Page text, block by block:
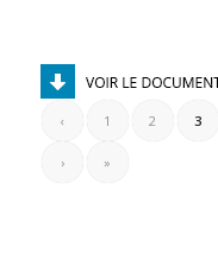
‹ 1 2 3
› »